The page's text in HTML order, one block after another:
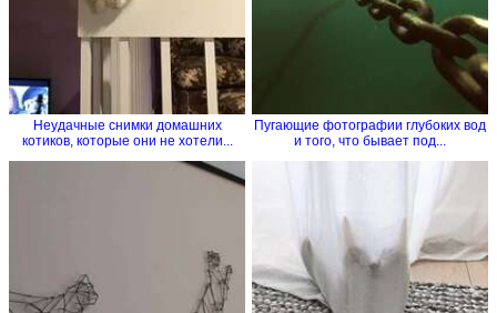
Неудачные снимки домашних
котиков, которые они не хотели...
Пугающие фотографии глубоких вод
и того, что бывает под...